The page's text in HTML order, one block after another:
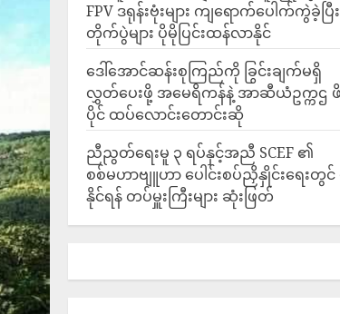
FPV ဒရုန်းဗုံးများ ကျရောက်ပေါက်ကွဲခဲ့ပြီး
တိုက်ပွဲများ ပိုမိုပြင်းထန်လာနိုင်
ဒေါ်အောင်ဆန်းစုကြည်ကို ခြွင်းချက်မရှိ
လွှတ်ပေးဖို့ အမေရိကန်နဲ့ အာဆီယံဥက္ကဌ
ပိုင် ထပ်လောင်းတောင်းဆို
ညီညွတ်ရေးမူ ၃ ရပ်နှင့်အညီ SCEF ၏
စစ်မဟာဗျူဟာ ပေါင်းစပ်ညှိနှိုင်းရေးတွင်
နိုင်ရန် တပ်မှူးကြီးများ ဆုံးဖြတ်